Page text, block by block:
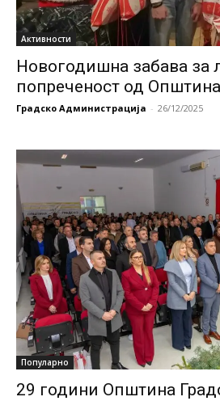
Активности
Новогодишна забава за
попреченост од
Градско Администрација - 26/12/2025
Популарно
29 години Општина